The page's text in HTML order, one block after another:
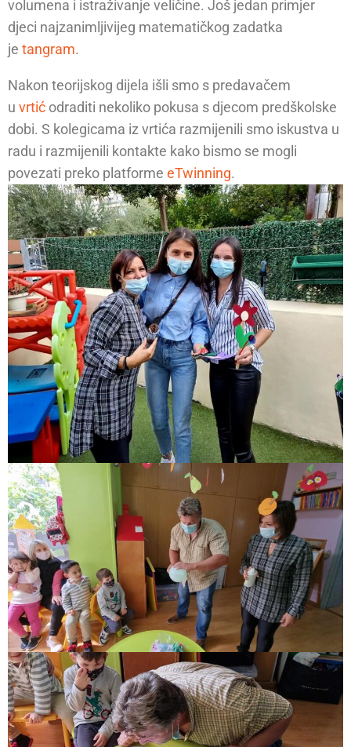
volumena i istraživanje veličine. Još jedan primjer
djeci najzanimljivijeg matematičkog zadatka
je tangram.
Nakon teorijskog dijela išli smo s predavačem
u vrtić odraditi nekoliko pokusa s djecom predškolske
dobi. S kolegicama iz vrtića razmijenili smo iskustva u
radu i razmijenili kontakte kako bismo se mogli
povezati preko platforme eTwinning.